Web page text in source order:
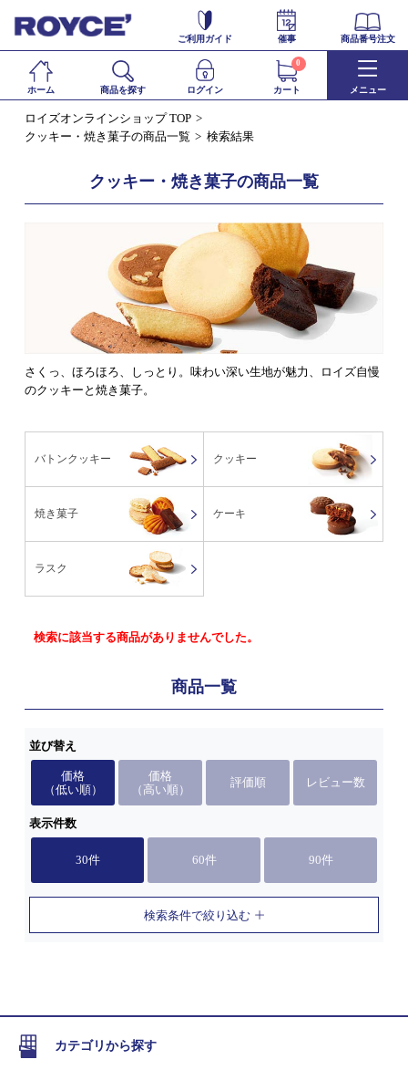
ご利用ガイド 催事 商品番号注文
ホーム 商品を探す ログイン カート
0
メニュー
ロイズオンラインショップ TOP
クッキー・焼き菓子の商品一覧
検索結果
クッキー・焼き菓子の商品一覧
さくっ、ほろほろ、しっとり。味わい深い生地が魅力、ロイズ自慢
のクッキーと焼き菓子。
バトンクッキー クッキー
焼き菓子 ケーキ
ラスク
検索に該当する商品がありませんでした。
商品一覧
並び替え
価格
（低い順）
価格
（高い順）
評価順 レビュー数
表示件数
30件 60件 90件
検索条件で絞り込む
カテゴリから探す